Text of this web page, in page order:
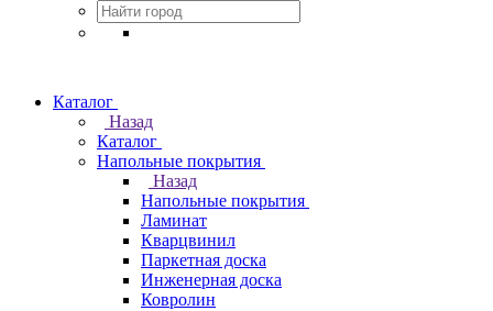
Каталог
Назад
Каталог
Напольные покрытия
Назад
Напольные покрытия
Ламинат
Кварцвинил
Паркетная доска
Инженерная доска
Ковролин